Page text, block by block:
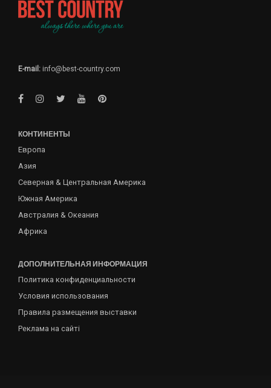
E-mail: info@best-country.com
КОНТИНЕНТЫ
Европа
Азия
Северная & Центральная Америка
Южная Америка
Австралия & Океания
Африка
ДОПОЛНИТЕЛЬНАЯ ИНФОРМАЦИЯ
Политика конфиденциальности
Условия использования
Правила размещения выставки
Реклама на сайті